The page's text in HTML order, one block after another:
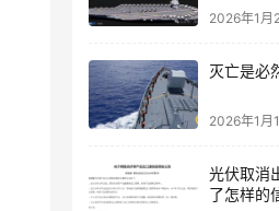
2026年1月
灭亡是必
2026年1月
光伏取消
了怎样的